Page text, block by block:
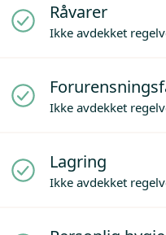
Råvarer
Ikke avdekket
Ikke avdekket
Lagring
Ikke avdekket